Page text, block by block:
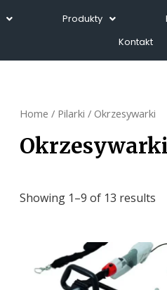
Produkty
Kontakt
Home / Pilarki / Okrzesywarki
Okrzesywarki
Showing 1–9 of 13 results